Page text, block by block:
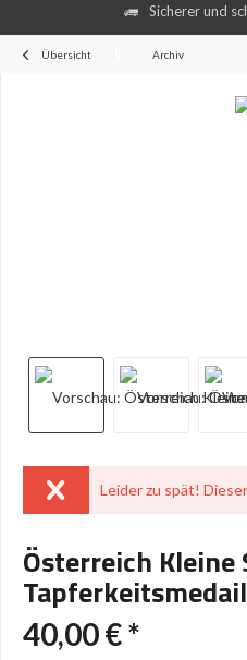
Sicherer und
Übersicht Archiv
Leider zu spät!
Österreich Kleine
40,00 € *